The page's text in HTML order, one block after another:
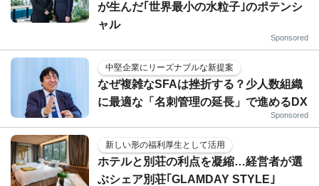
が生んだ｢世界最小の水粒子｣のポテンシ
ャル
Sponsored
中堅企業にリーズナブルな新提案
なぜ複雑なSFAは挫折する？少人数組織
に最適な「名刺管理の延長」で進めるDX
Sponsored
新しい形の福利厚生として活用
ホテルと別荘の利点を凝縮…経営者が選
ぶシェア別荘｢GLAMDAY STYLE｣